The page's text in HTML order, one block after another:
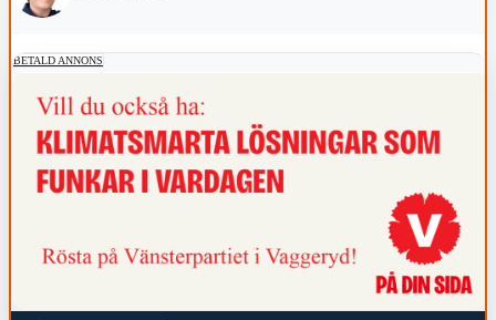
BETALD ANNONS